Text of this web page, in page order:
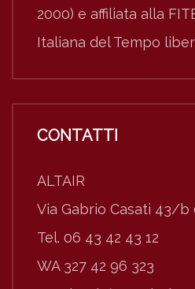
2000) e affiliata alla
Italiana del Tempo
CONTATTI
ALTAIR
Via Gabrio Casati 43/b
Tel. 06 43 42 43 12
WA 327 42 96 323